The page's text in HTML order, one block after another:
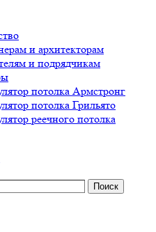
и архитекторам
и подрядчикам
потолка Армстронг
потолка Грильято
реечного потолка
Поиск